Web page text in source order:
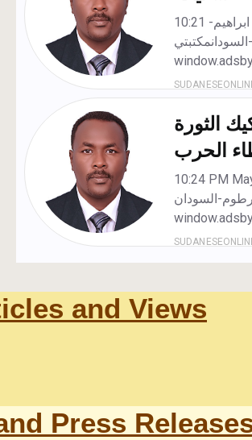
and Views
Press